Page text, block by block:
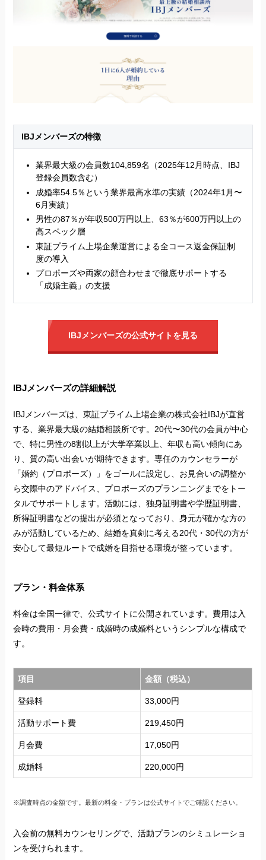
IBJメンバーズの特徴
業界最大級の会員数104,859名（2025年12月時点、IBJ
登録会員数含む）
成婚率54.5％という業界最高水準の実績（2024年1月〜
6月実績）
男性の87％が年収500万円以上、63％が600万円以上の
高スペック層
東証プライム上場企業運営による全コース返金保証制
度の導入
プロポーズや両家の顔合わせまで徹底サポートする
「成婚主義」の支援
IBJメンバーズの公式サイトを見る
IBJメンバーズの詳細解説
IBJメンバーズは、東証プライム上場企業の株式会社IBJが直営
する、業界最大級の結婚相談所です。20代〜30代の会員が中心
で、特に男性の8割以上が大学卒業以上、年収も高い傾向にあ
り、質の高い出会いが期待できます。専任のカウンセラーが
「婚約（プロポーズ）」をゴールに設定し、お見合いの調整か
ら交際中のアドバイス、プロポーズのプランニングまでをトー
タルでサポートします。活動には、独身証明書や学歴証明書、
所得証明書などの提出が必須となっており、身元が確かな方の
みが活動しているため、結婚を真剣に考える20代・30代の方が
安心して最短ルートで成婚を目指せる環境が整っています。
プラン・料金体系
料金は全国一律で、公式サイトに公開されています。費用は入
会時の費用・月会費・成婚時の成婚料というシンプルな構成で
す。
項目 金額（税込）
登録料 33,000円
活動サポート費 219,450円
月会費 17,050円
成婚料 220,000円
※調査時点の金額です。最新の料金・プランは公式サイトでご確認ください。
入会前の無料カウンセリングで、活動プランのシミュレーショ
ンを受けられます。